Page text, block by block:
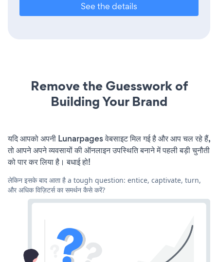
See the details
Remove the Guesswork of
Building Your Brand
यदि आपको अपनी Lunarpages वेबसाइट मिल गई है और आप चल रहे हैं,
तो आपने अपने व्यवसायों की ऑनलाइन उपस्थिति बनाने में पहली बड़ी चुनौती
को पार कर लिया है। बधाई हो!
लेकिन इसके बाद आता है a tough question: entice, captivate, turn,
और अधिक विज़िटर्स का समर्थन कैसे करें?